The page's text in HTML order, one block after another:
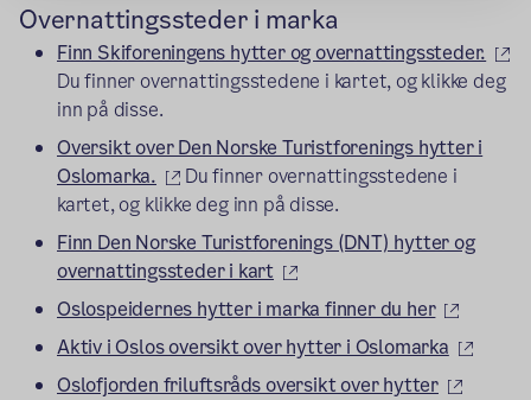
Overnattingssteder i marka
Finn Skiforeningens hytter og overnattingssteder.
Du finner overnattingsstedene i kartet, og klikke deg
inn på disse.
Oversikt over Den Norske Turistforenings hytter i
Oslomarka.
(ekstern lenke)
Du finner overnattingsstedene i
kartet, og klikke deg inn på disse.
Finn Den Norske Turistforenings (DNT) hytter og
overnattingssteder i kart
(ekstern lenke)
Oslospeidernes hytter i marka finner du her
Aktiv i Oslos oversikt over hytter i Oslomarka
Oslofjorden friluftsråds oversikt over hytter